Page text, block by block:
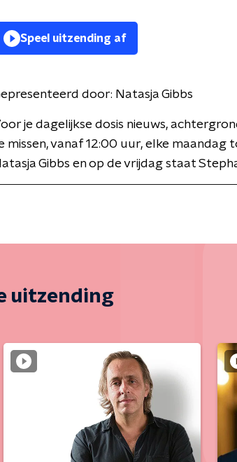
Speel uitzending af
door: Natasja Gibbs
je dagelijkse dosis nieuws,
missen, vanaf 12:00 uur, elke
Gibbs en op de vrijdag staat
uitzending